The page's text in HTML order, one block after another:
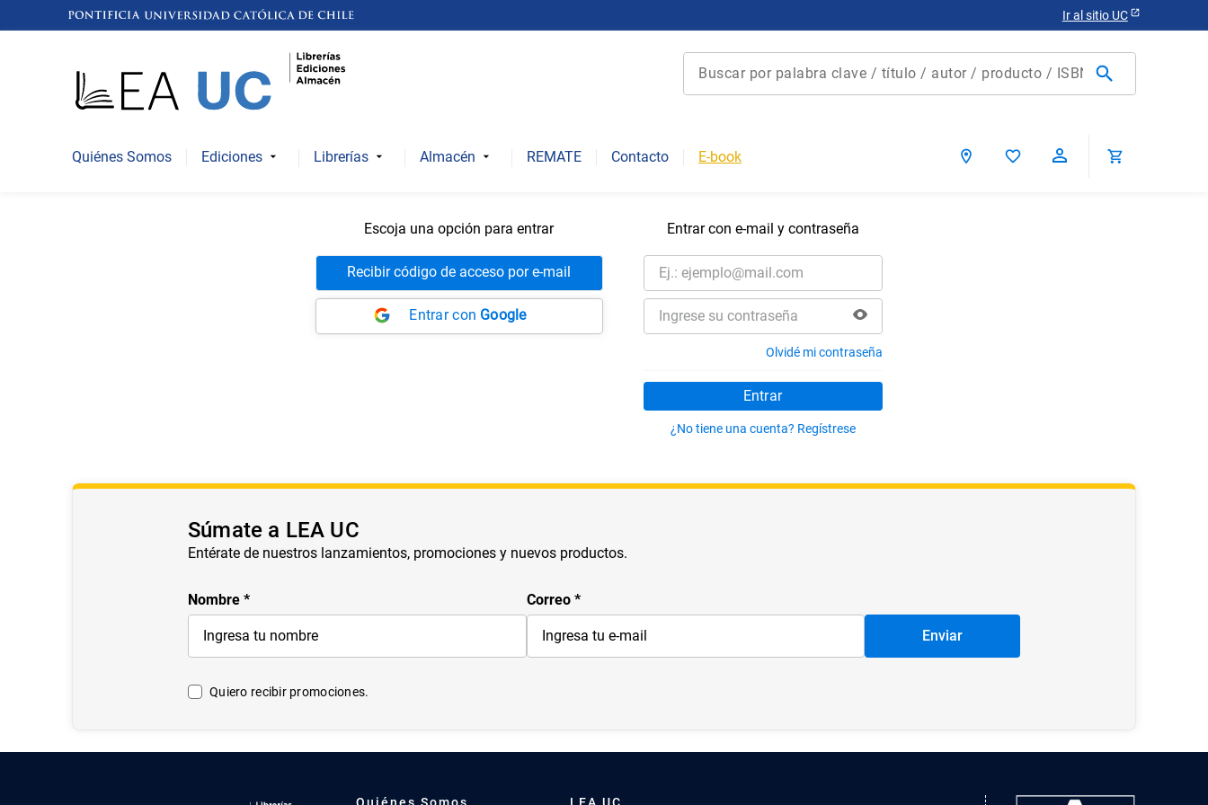
Ir al sitio UC
Buscar por palabra clave / título / autor / producto / ISBN
4 . reúso
5. arquitectura
6. historia república chile
7. historia chile
psicología
10. arte
Quiénes Somos Ediciones Librerías Almacén REMATE Contacto E-book
Escoja una opción para entrar
Recibir código de acceso por e-mail
Entrar con Google
Entrar con e-mail y contraseña
Olvidé mi contraseña
Entrar
¿No tiene una cuenta? Regístrese
Súmate a LEA UC
Entérate de nuestros lanzamientos, promociones y nuevos productos.
Nombre Correo
Enviar
Quiero recibir promociones.